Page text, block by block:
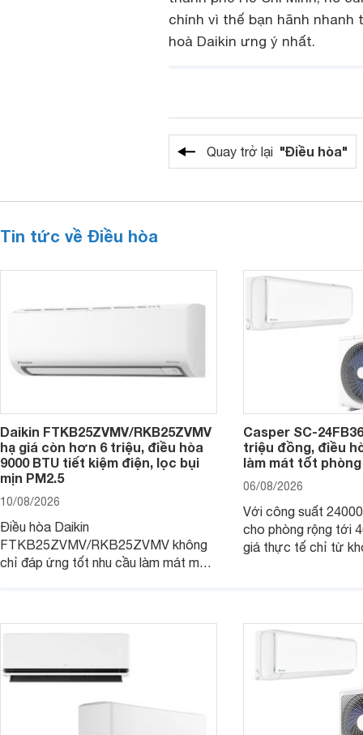
chính vì thế bạn hãnh
hoà Daikin ưng ý nhất.
Quay trở lại "Điều hòa"
Tin tức về Điều hòa
Daikin FTKB25ZVMV/RKB25ZVMV
hạ giá còn hơn 6 triệu, điều hòa
9000 BTU tiết kiệm điện, lọc bụi
mịn PM2.5
10/08/2026
Điều hòa Daikin
FTKB25ZVMV/RKB25ZVMV không
chỉ đáp ứng tốt nhu cầu làm mát mà
được bán với mức giá khá hấp dẫn
máy.
Casper SC-
triệu đồng, điều
làm mát tốt phòng
06/08/2026
Với công suất
cho phòng rộng tới
giá thực tế chỉ từ